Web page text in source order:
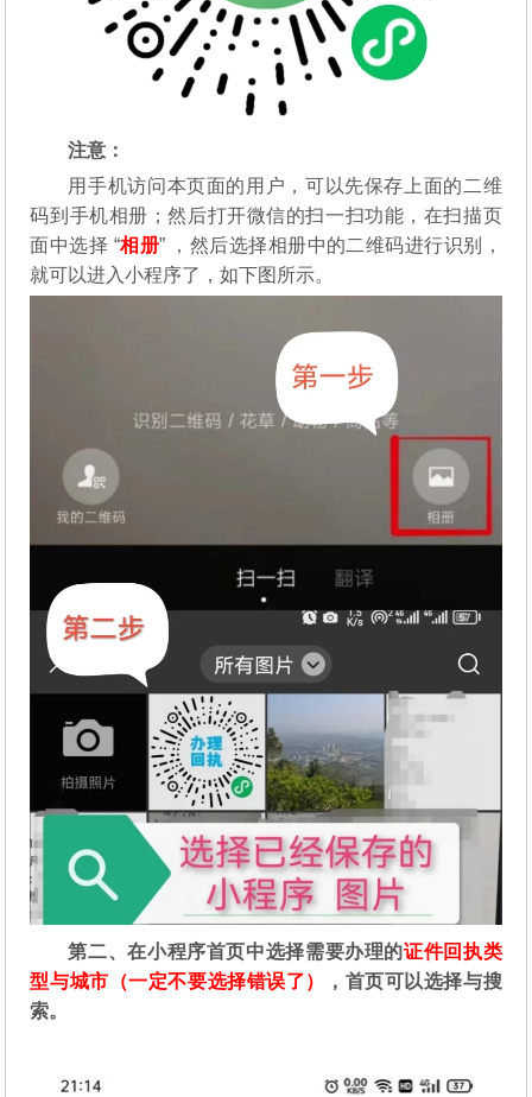
注意：
用手机访问本页面的用户，可以先保存上面的二维
码到手机相册；然后打开微信的扫一扫功能，在扫描页
面中选择 “相册” ，然后选择相册中的二维码进行识别，
就可以进入小程序了，如下图所示。
第二、在小程序首页中选择需要办理的证件回执类
型与城市（一定不要选择错误了）
，首页可以选择与搜
索。